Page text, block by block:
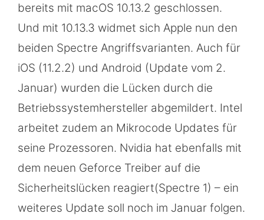
bereits mit macOS 10.13.2 geschlossen.
Und mit 10.13.3 widmet sich Apple nun den
beiden Spectre Angriffsvarianten. Auch für
iOS (11.2.2) und Android (Update vom 2.
Januar) wurden die Lücken durch die
Betriebssystemhersteller abgemildert. Intel
arbeitet zudem an Mikrocode Updates für
seine Prozessoren. Nvidia hat ebenfalls mit
dem neuen Geforce Treiber auf die
Sicherheitslücken reagiert(Spectre 1) – ein
weiteres Update soll noch im Januar folgen.